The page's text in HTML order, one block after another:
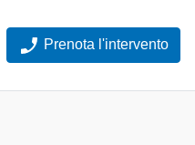
Prenota l'intervento